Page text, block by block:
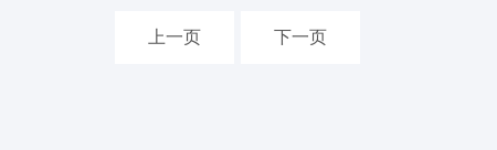
上一页 下一页